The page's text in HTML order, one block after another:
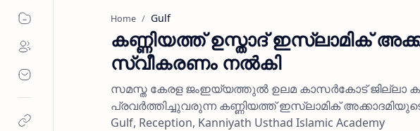
Home Gulf
കണ്ണിയത്ത് ഉസ്താദ് ഇസ്ലാമിക്
സ്വീകരണം നല്‍കി
സമസ്ത കേരള ജംഇയ്യത്തുല്‍ ഉലമ കാസര്‍കോട് ജില്ലാ
പ്രവര്‍ത്തിച്ചുവരുന്ന കണ്ണിയത്ത് ഇസ്ലാമിക്
Gulf, Reception, Kanniyath Usthad Islamic Academy